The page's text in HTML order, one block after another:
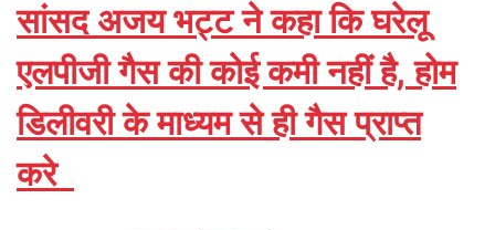
सांसद अजय भट्ट ने कहा कि घरेलू
एलपीजी गैस की कोई कमी नहीं है, होम
डिलीवरी के माध्यम से ही गैस प्राप्त
करे